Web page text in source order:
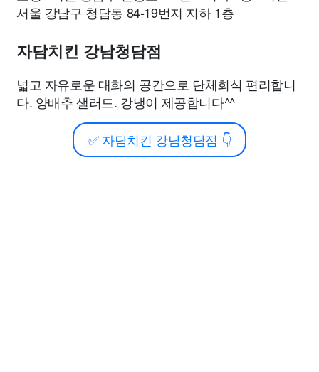
서울 강남구 청담동 84-19번지 지하 1층
자담치킨 강남청담점
넓고 자유로운 대화의 공간으로 단체회식 편리합니
다. 양배추 샐러드. 강냉이 제공합니다^^
✅자담치킨 강남청담점 👇